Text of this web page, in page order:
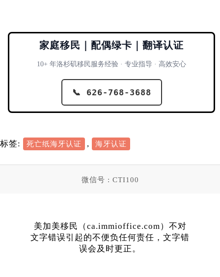
家庭移民｜配偶绿卡｜翻译认证
10+ 年洛杉矶移民服务经验 · 专业指导 · 高效安心
📞 626-768-3688
标签: 死亡纸海牙认证 , 海牙认证
微信号 : CTI100
美加美移民（ca.immioffice.com）不对
文字错误引起的不便负任何责任，文字错
误会及时更正。